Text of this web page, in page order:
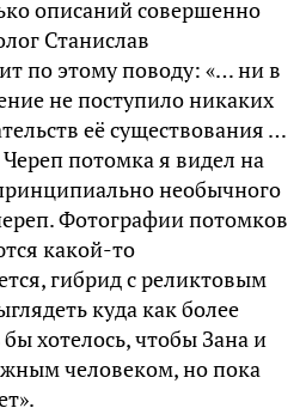
описаний совершенно
Станислав
по этому поводу: «… ни в
не поступило никаких
её существования …
Череп потомка я видел на
необычного
Фотографии потомков
какой-то
гибрид с реликтовым
куда как более
хотелось, чтобы Зана и
человеком, но пока